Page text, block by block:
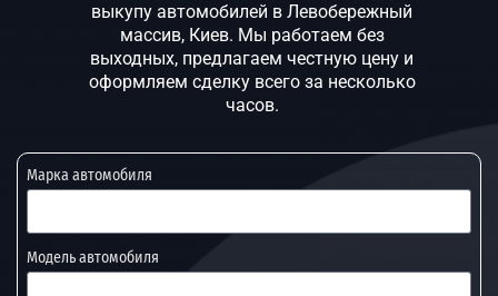
выкупу автомобилей в Левобережный
массив, Киев. Мы работаем без
выходных, предлагаем честную цену и
оформляем сделку всего за несколько
часов.
Марка автомобиля
Модель автомобиля